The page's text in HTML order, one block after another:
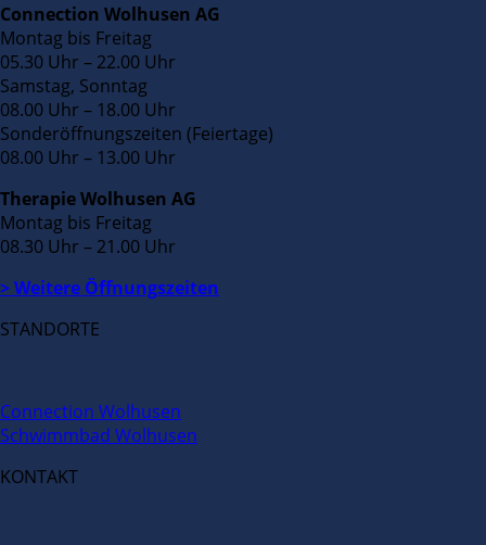
Connection Wolhusen AG
Montag bis Freitag
05.30 Uhr – 22.00 Uhr
Samstag, Sonntag
08.00 Uhr – 18.00 Uhr
Sonderöffnungszeiten (Feiertage)
08.00 Uhr – 13.00 Uhr
Therapie Wolhusen AG
Montag bis Freitag
08.30 Uhr – 21.00 Uhr
> Weitere Öffnungszeiten
STANDORTE
Connection Wolhusen
Schwimmbad Wolhusen
KONTAKT